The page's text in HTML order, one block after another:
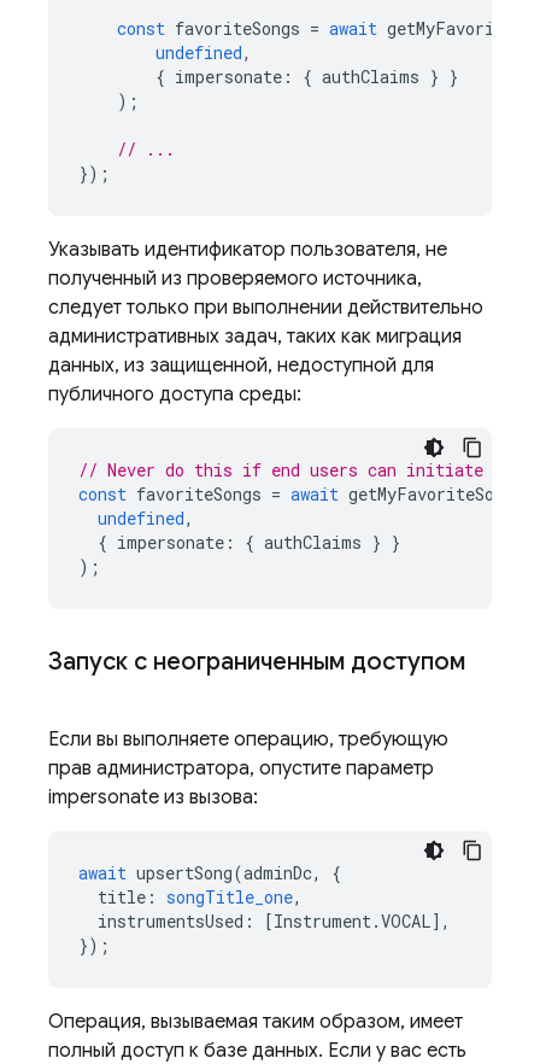
const favoriteSongs = await
undefined,
{ impersonate : { authClaims } }
);
// ...
});
Указывать идентификатор пользователя, не
полученный из проверяемого источника,
следует только при выполнении действительно
административных задач, таких как миграция
данных, из защищенной, недоступной для
публичного доступа среды:
// Never do this if end users can initiate
const favoriteSongs = await getMyFavoriteSongs
undefined,
{ impersonate : { authClaims } }
);
Запуск с неограниченным доступом
Если вы выполняете операцию, требующую
прав администратора, опустите параметр
impersonate из вызова:
await upsertSong(adminDc,
{
title : songTitle_one,
instrumentsUsed : [Instrument.VOCAL],
});
Операция, вызываемая таким образом, имеет
полный доступ к базе данных. Если у вас есть